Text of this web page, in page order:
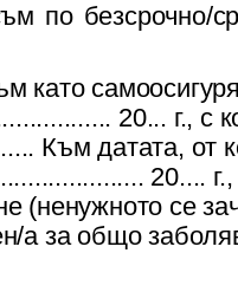
по безсрочно/
като
20... г., с
Към датата, от
20....
(ненужното се
а за общо